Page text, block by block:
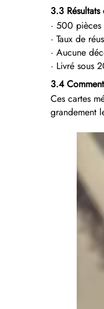
3.3
· 500 pièces
· Taux de
· Aucune
· Livré sous
3.4
Ces cartes
grandement